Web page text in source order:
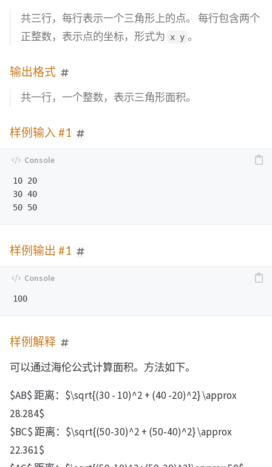
共三行，每行表示一个三角形上的点。 每行包含两个
正整数，表示点的坐标，形式为
x y 。
输出格式
共一行，一个整数，表示三角形面积。
样例输入 #1
10 20
30 40
样例输出 #1
样例解释
可以通过海伦公式计算面积。方法如下。
$AB$ 距离：$\sqrt{(30 - 10)^2 + (40 -20)^2} \approx
28.284$
$BC$ 距离：$\sqrt{(50-30)^2 + (50-40)^2} \approx
22.361$